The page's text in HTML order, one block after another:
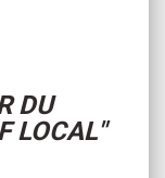
DU
LOCAL"